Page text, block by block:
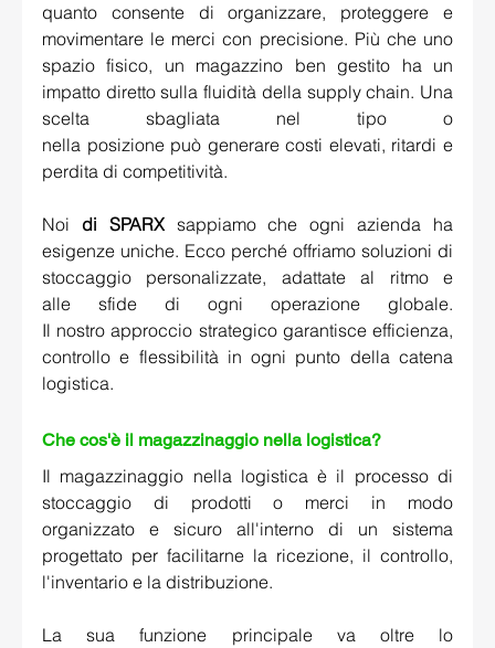
quanto consente di organizzare, proteggere e
movimentare le merci con precisione. Più che uno
spazio fisico, un magazzino ben gestito ha un
impatto diretto sulla fluidità della supply chain. Una
scelta sbagliata nel tipo o
nella posizione può generare costi elevati, ritardi e
perdita di competitività.
Noi di SPARX sappiamo che ogni azienda ha
esigenze uniche. Ecco perché offriamo soluzioni di
stoccaggio personalizzate, adattate al ritmo e
alle sfide di ogni operazione globale.
Il nostro approccio strategico garantisce efficienza,
controllo e flessibilità in ogni punto della catena
logistica.
Che cos'è il magazzinaggio nella logistica?
Il magazzinaggio nella logistica è il processo di
stoccaggio di prodotti o merci in modo
organizzato e sicuro all'interno di un sistema
progettato per facilitarne la ricezione, il controllo,
l'inventario e la distribuzione.
La sua funzione principale va oltre lo